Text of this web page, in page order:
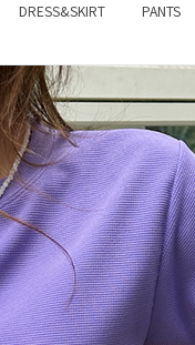
DRESS&SKIRT PANTS